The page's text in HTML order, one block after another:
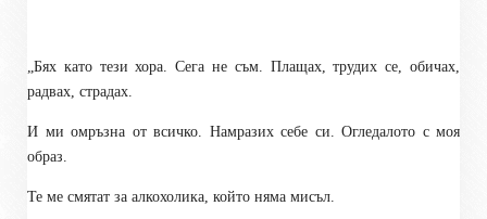
„Бях като тези хора. Сега не съм. Плащах, трудих се, обичах,
радвах, страдах.
И ми омръзна от всичко. Намразих себе си. Огледалото с моя
образ.
Те ме смятат за алкохолика, който няма мисъл.